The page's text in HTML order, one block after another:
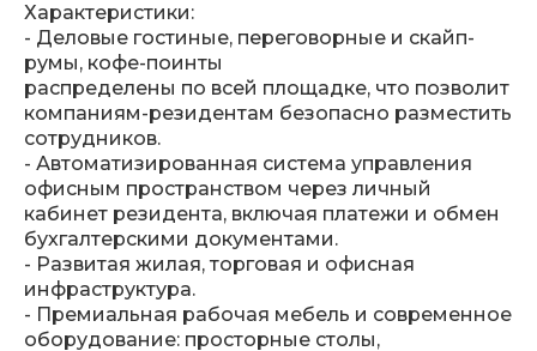
Характеристики:
- Деловые гостиные, переговорные и скайп-
румы, кофе-поинты
распределены по всей площадке, что позволит
компаниям-резидентам безопасно разместить
сотрудников.
- Автоматизированная система управления
офисным пространством через личный
кабинет резидента, включая платежи и обмен
бухгалтерскими документами.
- Развитая жилая, торговая и офисная
инфраструктура.
- Премиальная рабочая мебель и современное
оборудование: просторные столы,